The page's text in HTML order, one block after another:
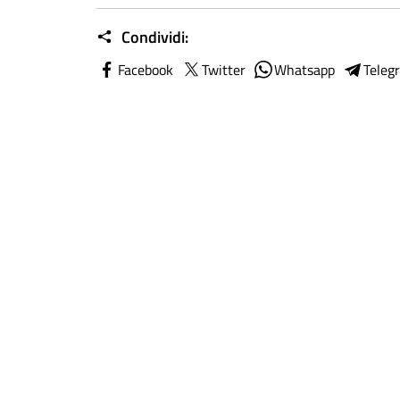
Condividi:
Facebook Twitter Whatsapp